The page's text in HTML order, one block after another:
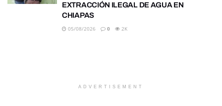
EXTRACCIÓN ILEGAL DE AGUA EN
CHIAPAS
05/08/2026 0 2K
ADVERTISEMENT